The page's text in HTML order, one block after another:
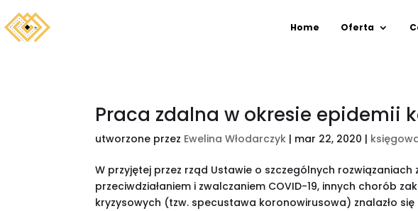
Home Oferta
Praca zdalna w okresie epidemii
utworzone przez Ewelina Włodarczyk | mar 22, 2020 |
W przyjętej przez rząd Ustawie o szczególnych
przeciwdziałaniem i zwalczaniem COVID-19, innych chorób
kryzysowych (tzw. specustawa koronowirusowa) znalazło